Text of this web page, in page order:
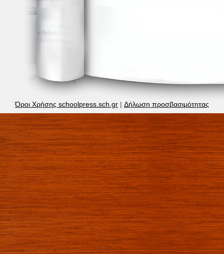
Όροι Χρήσης schoolpress.sch.gr | Δήλωση προσβασιμότητας